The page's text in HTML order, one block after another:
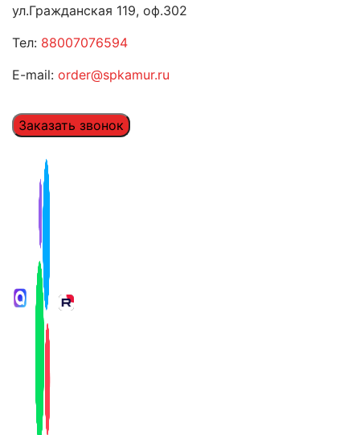
ул.Гражданская 119, оф.302
Тел: 88007076594
E-mail: order@spkamur.ru
Заказать звонок